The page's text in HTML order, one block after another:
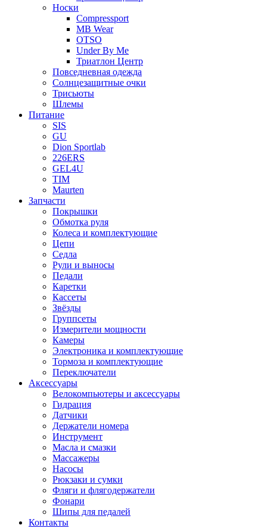
Носки
Compressport
MB Wear
OTSO
Under By Me
Триатлон Центр
Повседневная одежда
Солнцезащитные очки
Трисьюты
Шлемы
Питание
SIS
GU
Dion Sportlab
226ERS
GEL4U
TIM
Maurten
Запчасти
Покрышки
Обмотка руля
Колеса и комплектующие
Цепи
Седла
Рули и выносы
Педали
Каретки
Кассеты
Звёзды
Группсеты
Измерители мощности
Камеры
Электроника и комплектующие
Тормоза и комплектующие
Переключатели
Аксессуары
Велокомпьютеры и аксессуары
Гидрация
Датчики
Держатели номера
Инструмент
Масла и смазки
Массажеры
Насосы
Рюкзаки и сумки
Фляги и флягодержатели
Фонари
Шипы для педалей
Контакты